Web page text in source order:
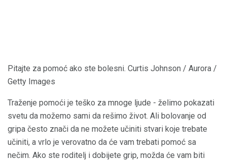
Pitajte za pomoć ako ste bolesni. Curtis Johnson / Aurora /
Getty Images
Traženje pomoći je teško za mnoge ljude - želimo pokazati
svetu da možemo sami da rešimo život. Ali bolovanje od
gripa često znači da ne možete učiniti stvari koje trebate
učiniti, a vrlo je verovatno da će vam trebati pomoć sa
nečim. Ako ste roditelj i dobijete grip, možda će vam biti